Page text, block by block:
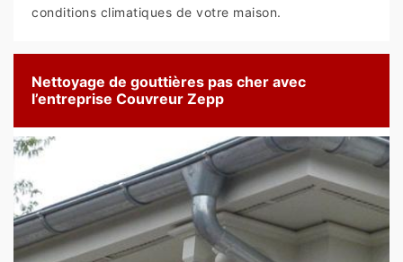
conditions climatiques de votre maison.
Nettoyage de gouttières pas cher avec
l’entreprise Couvreur Zepp